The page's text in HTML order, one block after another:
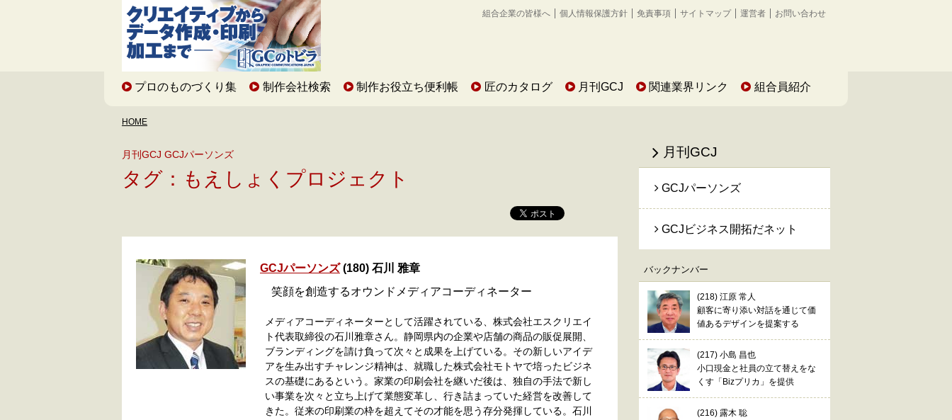
組合企業の皆様へ 個人情報保護方針 免責事項 サイトマップ 運営者 お問い合わせ
プロのものづくり集 制作会社検索 制作お役立ち便利帳 匠のカタログ 月刊GCJ 関連業界リンク 組合員紹介
HOME
月刊GCJ GCJパーソンズ
タグ：もえしょくプロジェクト
GCJパーソンズ(180) 石川 雅章
笑顔を創造するオウンドメディアコーディネーター
メディアコーディネーターとして活躍されている、株式会社エスクリエイ
ト代表取締役の石川雅章さん。静岡県内の企業や店舗の商品の販促展開、
ブランディングを請け負って次々と成果を上げている。その新しいアイデ
アを生み出すチャレンジ精神は、就職した株式会社モトヤで培ったビジネ
スの基礎にあるという。家業の印刷会社を継いだ後は、独自の手法で新し
い事業を次々と立ち上げて業態変革し、行き詰まっていた経営を改善して
きた。従来の印刷業の枠を超えてその才能を思う存分発揮している。石川
月刊GCJ
GCJパーソンズ
GCJビジネス開拓だネット
バックナンバー
(218) 江原 常人
顧客に寄り添い対話を通じて価
値あるデザインを提案する
(217) 小島 昌也
小口現金と社員の立て替えをな
くす「Bizプリカ」を提供
(216) 露木 聡